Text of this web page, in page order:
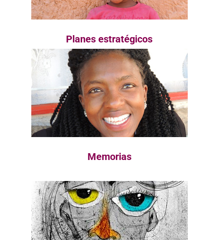
Planes estratégicos
Memorias